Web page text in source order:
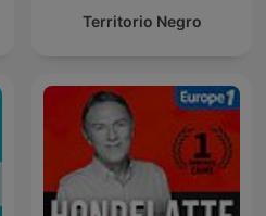
Territorio Negro